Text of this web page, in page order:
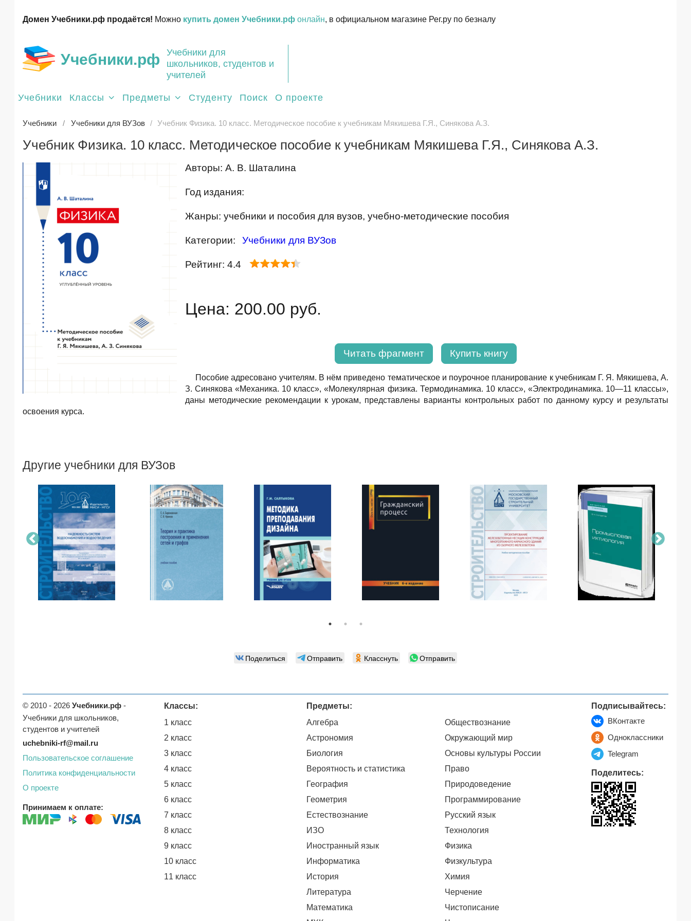
Домен Учебники.рф продаётся! Можно купить домен Учебники.рф онлайн, в официальном магазине Рег.ру по безналу
Учебники.рф
Учебники для
школьников, студентов и
учителей
Учебники Классы Предметы Студенту Поиск О проекте
Учебники Учебники для ВУЗов Учебник Физика. 10 класс. Методическое пособие к учебникам Мякишева Г.Я., Синякова А.З.
Учебник Физика. 10 класс. Методическое пособие к учебникам Мякишева Г.Я., Синякова А.З.
Авторы: А. В. Шаталина
Год издания:
Жанры: учебники и пособия для вузов, учебно-методические пособия
Категории: Учебники для ВУЗов
Рейтинг: 4.4
Цена: 200.00 руб.
Читать фрагмент Купить книгу
Пособие адресовано учителям. В нём приведено тематическое и поурочное планирование к учебникам Г. Я. Мякишева, А.
З. Синякова «Меxаника. 10 класс», «Молекулярная физика. Термодинамика. 10 класс», «Электродинамика. 10—11 классы»,
даны методические рекомендации к урокам, представлены варианты контрольныx работ по данному курсу и результаты
освоения курса.
Другие учебники для ВУЗов
Поделиться Отправить Класснуть Отправить
© 2010 - 2026 Учебники.рф -
Учебники для школьников,
студентов и учителей
uchebniki-rf@mail.ru
Пользовательское соглашение
Политика конфиденциальности
О проекте
Принимаем к оплате:
Классы:
1 класс
2 класс
3 класс
4 класс
5 класс
6 класс
7 класс
8 класс
9 класс
10 класс
11 класс
Предметы:
Алгебра
Астрономия
Биология
Вероятность и статистика
География
Геометрия
Естествознание
ИЗО
Иностранный язык
Информатика
История
Литература
Математика
Обществознание
Окружающий мир
Основы культуры России
Право
Природоведение
Программирование
Русский язык
Технология
Физика
Физкультура
Химия
Черчение
Чистописание
Подписывайтесь:
ВКонтакте
Одноклассники
Telegram
Поделитесь: